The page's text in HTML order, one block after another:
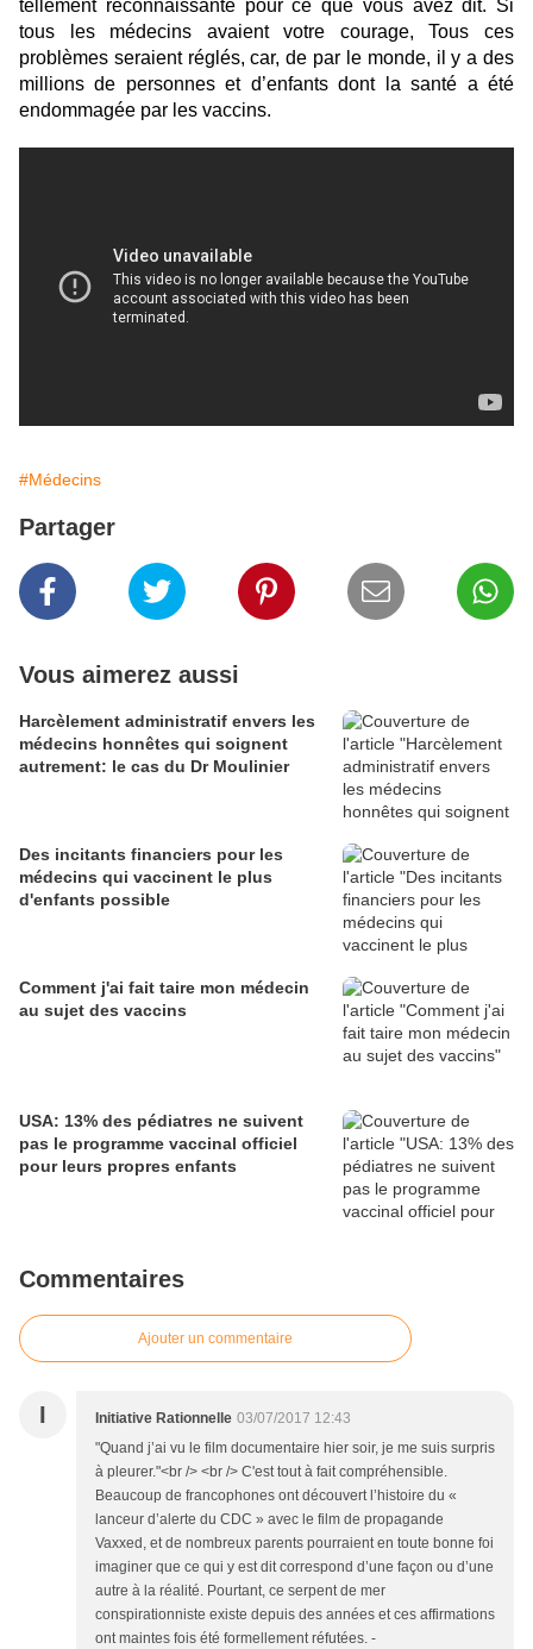
tellement reconnaissante pour ce que vous avez dit. Si
tous les médecins avaient votre courage, Tous ces
problèmes seraient réglés, car, de par le monde, il y a des
millions de personnes et d’enfants dont la santé a été
endommagée par les vaccins.
#Médecins
Partager
Vous aimerez aussi
Harcèlement administratif envers les
médecins honnêtes qui soignent
autrement: le cas du Dr Moulinier
Des incitants financiers pour les
médecins qui vaccinent le plus
d'enfants possible
Comment j'ai fait taire mon médecin
au sujet des vaccins
USA: 13% des pédiatres ne suivent
pas le programme vaccinal officiel
pour leurs propres enfants
Commentaires
Ajouter un commentaire
I Initiative Rationnelle 03/07/2017 12:43
"Quand j’ai vu le film documentaire hier soir, je me suis surpris
à pleurer."<br /> <br /> C'est tout à fait compréhensible.
Beaucoup de francophones ont découvert l’histoire du «
lanceur d’alerte du CDC » avec le film de propagande
Vaxxed, et de nombreux parents pourraient en toute bonne foi
imaginer que ce qui y est dit correspond d’une façon ou d’une
autre à la réalité. Pourtant, ce serpent de mer
conspirationniste existe depuis des années et ces affirmations
ont maintes fois été formellement réfutées. -